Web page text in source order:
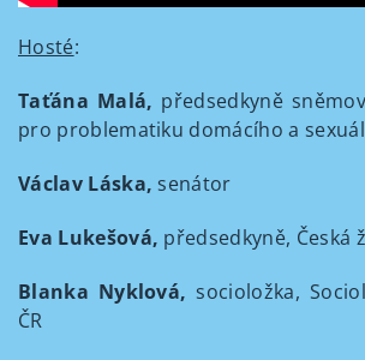
Hosté:
Taťána Malá, předsedkyně
pro problematiku domácího a
Václav Láska, senátor
Eva Lukešová, předsedkyně, Česká
Blanka Nyklová, socioložka,
ČR